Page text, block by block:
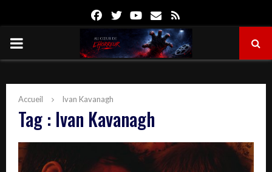
FacebookTwitterYoutube
Email
PRIMARY
Accueil Ivan Kavanagh
Tag : Ivan Kavanagh